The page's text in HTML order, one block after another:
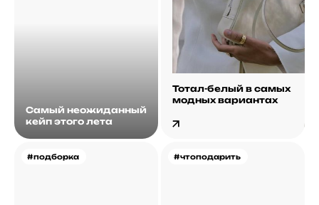
Самый неожиданный
кейп этого лета
Тотал-белый в самых
модных вариантах
#подборка #чтоподарить